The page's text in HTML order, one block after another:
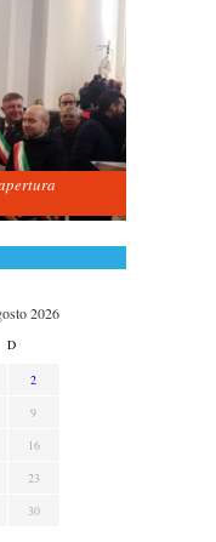
2026
D
2
9
16
23
30